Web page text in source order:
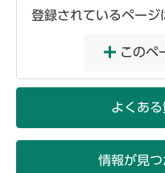
登録されているページ
このペ
よくあ
情報が見